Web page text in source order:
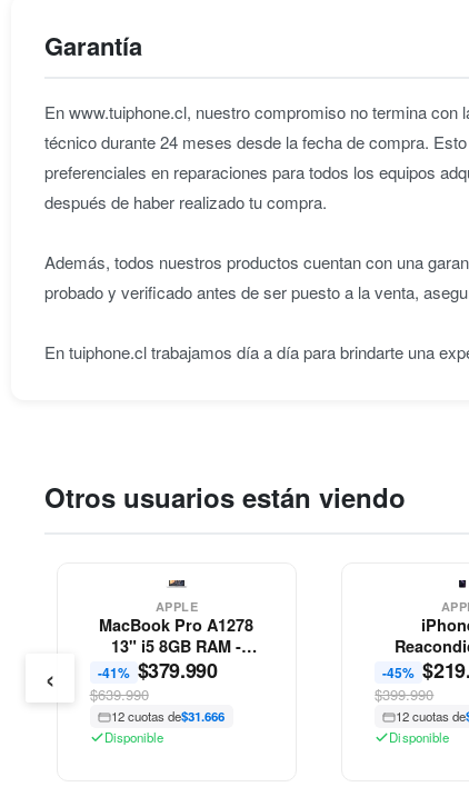
Garantía
En www.tuiphone.cl, nuestro compromiso no termina
técnico durante 24 meses desde la fecha de compra.
preferenciales en reparaciones para todos los equipos
después de haber realizado tu compra.
Además, todos nuestros productos cuentan con una
probado y verificado antes de ser puesto a la venta,
En tuiphone.cl trabajamos día a día para brindarte una
Otros usuarios están viendo
APPLE
MacBook Pro A1278
13" i5 8GB RAM -
Reacondicionado -
-41% $379.990
$639.990
12 cuotas de$31.666
Disponible
-45% $
$399.990
12 cuotas de
Disponible
‹